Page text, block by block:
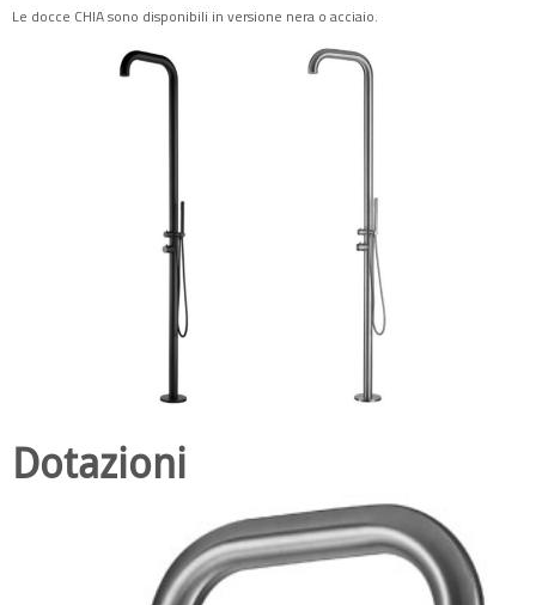
Le docce CHIA sono disponibili in versione nera o acciaio.
Dotazioni